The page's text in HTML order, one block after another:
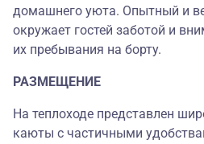
домашнего уюта. Опытный и
окружает гостей заботой и
их пребывания на борту.
РАЗМЕЩЕНИЕ
На теплоходе представлен
каюты с частичными